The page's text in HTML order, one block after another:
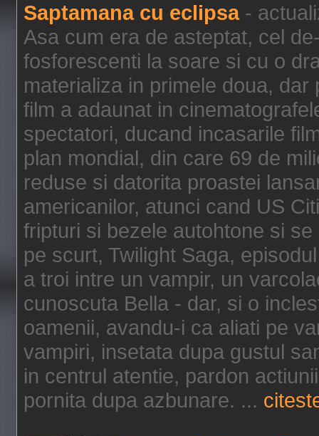
Saptamana cu eclipsa-
Asa cum era de asteptat, cel
fosforescenti la soare si cu o
materializa in primele doua,
film a adaunat in
spectatori, ducand incasarile
plan mondial, din care 69 de
reduse si datorita proastei
americanilor, atunci cand US
fripturi si bezele autohtone si
pe scurt, Twilight Saga,
a troi intre un vampir, un
cunoscuta Bella - dar, si o
oamenii, avandu-i ca aliati pe
vampiri, insetata dupa gustul
in centrul atentie, pardon
pornita dupa azbunare. ...